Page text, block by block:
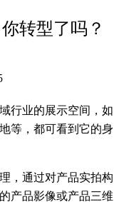
转型了吗？
行业的展示空间，如
等，都可看到它的身
，通过对产品实拍构
产品影像或产品三维